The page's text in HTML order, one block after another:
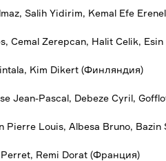
Salih Yidirim, Kemal Efe
Cemal Zerepcan, Halit Celik,
Kim Dikert (Финляндия)
Jean-Pascal, Debeze Cyril,
Pierre Louis, Albesa Bruno,
Remi Dorat (Франция)